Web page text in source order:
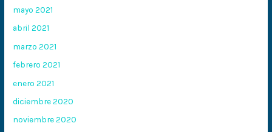
mayo 2021
abril 2021
marzo 2021
febrero 2021
enero 2021
diciembre 2020
noviembre 2020